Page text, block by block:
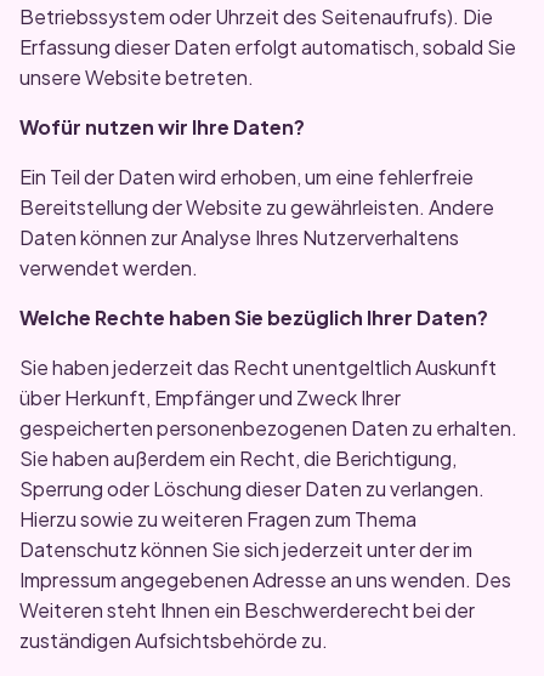
Betriebssystem oder Uhrzeit des Seitenaufrufs). Die
Erfassung dieser Daten erfolgt automatisch, sobald Sie
unsere Website betreten.
Wofür nutzen wir Ihre Daten?
Ein Teil der Daten wird erhoben, um eine fehlerfreie
Bereitstellung der Website zu gewährleisten. Andere
Daten können zur Analyse Ihres Nutzerverhaltens
verwendet werden.
Welche Rechte haben Sie bezüglich Ihrer Daten?
Sie haben jederzeit das Recht unentgeltlich Auskunft
über Herkunft, Empfänger und Zweck Ihrer
gespeicherten personenbezogenen Daten zu erhalten.
Sie haben außerdem ein Recht, die Berichtigung,
Sperrung oder Löschung dieser Daten zu verlangen.
Hierzu sowie zu weiteren Fragen zum Thema
Datenschutz können Sie sich jederzeit unter der im
Impressum angegebenen Adresse an uns wenden. Des
Weiteren steht Ihnen ein Beschwerderecht bei der
zuständigen Aufsichtsbehörde zu.